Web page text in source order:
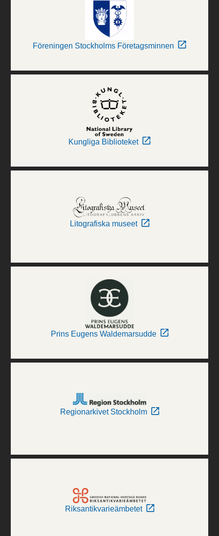
Föreningen Stockholms Företagsminnen
Kungliga Biblioteket
Litografiska museet
Prins Eugens Waldemarsudde
Regionarkivet Stockholm
Riksantikvarieämbetet